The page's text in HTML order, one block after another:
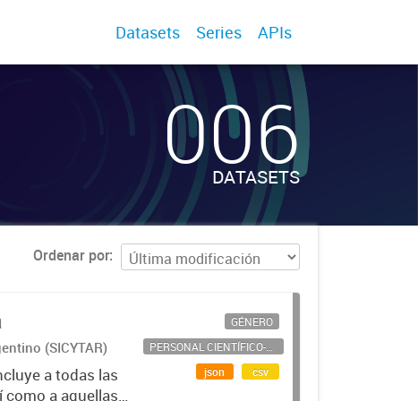
Datasets Series APIs
006
DATASETS
Ordenar por
(SICYTAR)
a todas las
a aquellas
GÉNERO
PERSONAL CIENTÍFICO-TECNOLÓGICO
json
csv